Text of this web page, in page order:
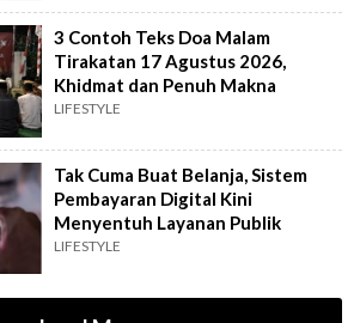
3 Contoh Teks Doa Malam
Tirakatan 17 Agustus 2026,
Khidmat dan Penuh Makna
LIFESTYLE
Tak Cuma Buat Belanja, Sistem
Pembayaran Digital Kini
Menyentuh Layanan Publik
LIFESTYLE